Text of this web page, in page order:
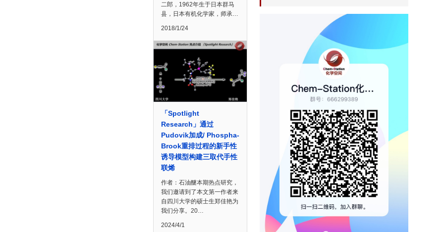
二郎，1962年生于日本群马
县，日本有机化学家，师承…
2018/1/24
「Spotlight
Research」通过
Pudovik加成/ Phospha-
Brook重排过程的新手性
诱导模型构建三取代手性
联烯
作者：石油醚本期热点研究，
我们邀请到了本文第一作者来
自四川大学的硕士生郑佳艳为
我们分享。20…
2024/4/1